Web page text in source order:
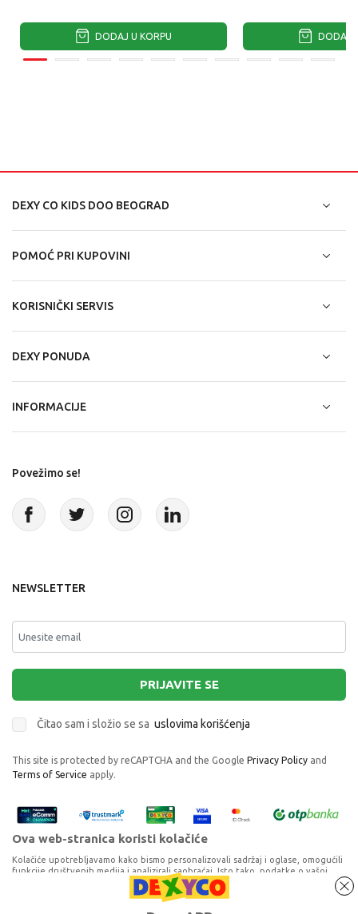
DODAJ U KORPU DODAJ
T RACERS S - PLAYSET 1X6 FIRE LAUNCHER
DEXY CO KIDS DOO BEOGRAD
POMOĆ PRI KUPOVINI
KORISNIČKI SERVIS
DEXY PONUDA
INFORMACIJE
Povežimo se!
NEWSLETTER
PRIJAVITE SE
Čitao sam i složio se sa uslovima korišćenja
This site is protected by reCAPTCHA and the Google Privacy Policy and
Terms of Service apply.
Ova web-stranica koristi kolačiće
Kolačiće upotrebljavamo kako bismo personalizovali sadržaj i oglase, omogućili
funkcije društvenih medija i analizirali saobraćaj. Isto tako, podatke o vašoj
upotrebi naše web-lokacije delimo s partnerima za društvene medije,
oglašavanje i analizu, a oni ih mogu kombinovati s drugim podacima koje ste im
pružili ili koje su prikupili dok ste upotrebljavali njihove usluge. Nastavkom